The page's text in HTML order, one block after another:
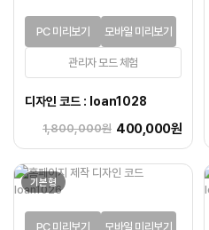
관리자 모드 체험
PC 미리보기 모바일 미리보기
디자인 코드 : loan1028
1,800,000원 400,000원
기본형
PC 미리보기 모바일 미리보기